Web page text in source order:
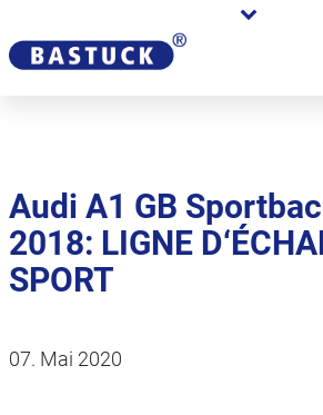
Audi A1 GB
2018: LIGNE
SPORT
07. Mai 2020